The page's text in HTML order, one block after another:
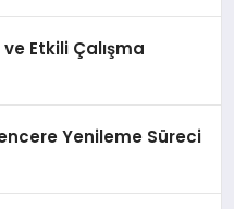
ve Etkili Çalışma
Yenileme Süreci